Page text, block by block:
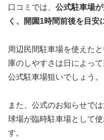
口コミでは、 公式駐車場
く、開園1時間前後を目安
周辺民間駐車場を使えた
庫のしやすさは日によっ
公式駐車場狙いでしょう。
また、公式のお知らせで
球場が臨時駐車場として
す。